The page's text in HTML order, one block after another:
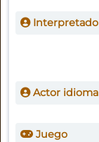
Actor idioma
Juego